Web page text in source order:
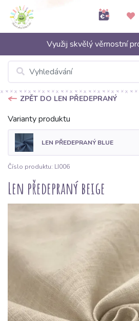
Využij skvělý věrnostní
ZPĚT DO LEN PŘEDEPRANÝ
Varianty produktu
LEN PŘEDEPRANÝ BLUE
Číslo produktu: LI006
Len předepraný beige